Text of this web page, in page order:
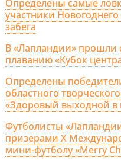
Определены самые
участники
забега
В «Лапландии» прошли
плаванию «Кубок
Определены
областного
«Здоровый выходной в
Футболисты
призерами X
мини-футболу «Merry